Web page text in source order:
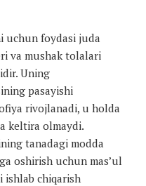
uchun foydasi juda
va mushak tolalari
Uning
pasayishi
rivojlanadi, u holda
keltira olmaydi.
tanadagi modda
oshirish uchun mas’ul
ishlab chiqarish